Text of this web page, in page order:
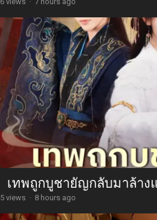
เทพถูกบูชายัญกลับมาล้าง
5 views · 8 hours ago